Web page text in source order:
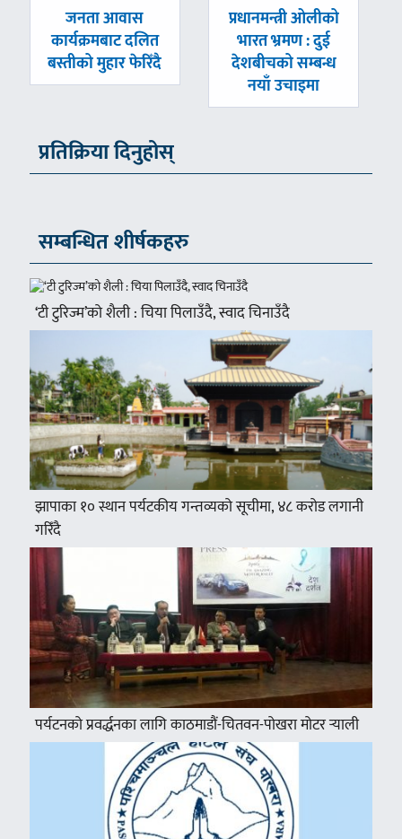
पछिल्लाे
-
जनता आवास
कार्यक्रमबाट दलित
बस्तीको मुहार फेरिँदै
अघिल्लाे
प्रधानमन्त्री ओलीको
भारत भ्रमण : दुई
देशबीचको सम्बन्ध
नयाँ उचाइमा
प्रतिक्रिया दिनुहोस्
सम्बन्धित शीर्षकहरु
‘टी टुरिज्म’को शैली : चिया पिलाउँदै, स्वाद चिनाउँदै
झापाका १० स्थान पर्यटकीय गन्तव्यको सूचीमा, ४८ करोड लगानी
गरिँदै
पर्यटनको प्रवर्द्धनका लागि काठमाडौं-चितवन-पोखरा मोटर र्‍याली